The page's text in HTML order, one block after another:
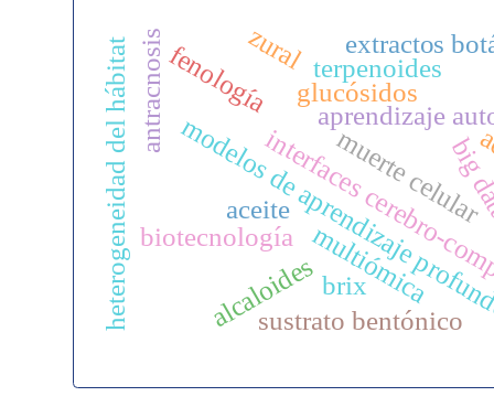
aprendizaje
big
interfaces cerebro-
modelos de aprendizaje
multiómica
alcaloides
biotecnología
glucósidos
terpenoides
extractos
muerte celular
fenologíazural
heterogeneidad del hábitat aceite
brix
antracnosis
sustrato bentónico